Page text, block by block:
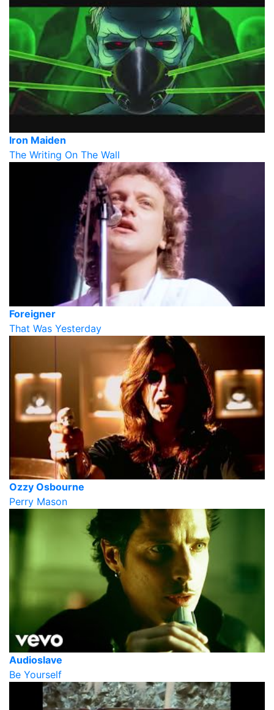
Iron Maiden
The Writing On The Wall
Foreigner
That Was Yesterday
Ozzy Osbourne
Perry Mason
Audioslave
Be Yourself